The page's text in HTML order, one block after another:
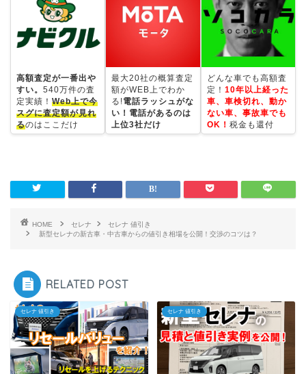
高額査定が一番出や
すい。 540万件の査
定実績！ Web上で今
スグに査定額が見れ
るのはここだけ
最大20社の概算査定
額がWEB上でわか
る!電話ラッシュがな
い！電話があるのは
上位3社だけ
どんな車でも高額査
定！ 10年以上経った
車、車検切れ、動か
ない車、事故車でも
OK！ 税金も還付
HOME セレナ
セレナ 値引き
新型セレナの新古車・中古車からの値引き相場を公開！交渉のコツは？
RELATED POST
セレナ 値引き セレナ 値引き